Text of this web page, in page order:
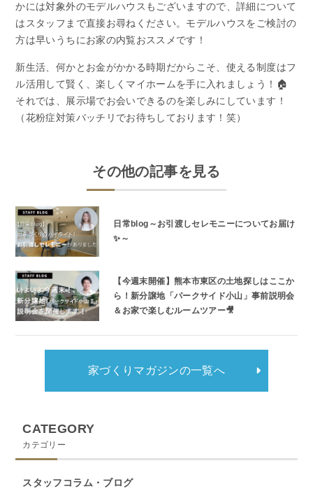
かには対象外のモデルハウスもございますので、詳細について
はスタッフまで直接お尋ねください。モデルハウスをご検討の
方は早いうちにお家の内覧おススメです！
新生活、何かとお金がかかる時期だからこそ、使える制度はフ
ル活用して賢く、楽しくマイホームを手に入れましょう！🏠
それでは、展示場でお会いできるのを楽しみにしています！
（花粉症対策バッチリでお待ちしております！笑）
その他の記事を見る
日常blog～お引渡しセレモニーについてお届け
✨～
【今週末開催】熊本市東区の土地探しはここか
ら！新分譲地「パークサイド小山」事前説明会
＆お家で楽しむルームツアー🎥
家づくりマガジンの一覧へ
CATEGORY
カテゴリー
スタッフコラム・ブログ